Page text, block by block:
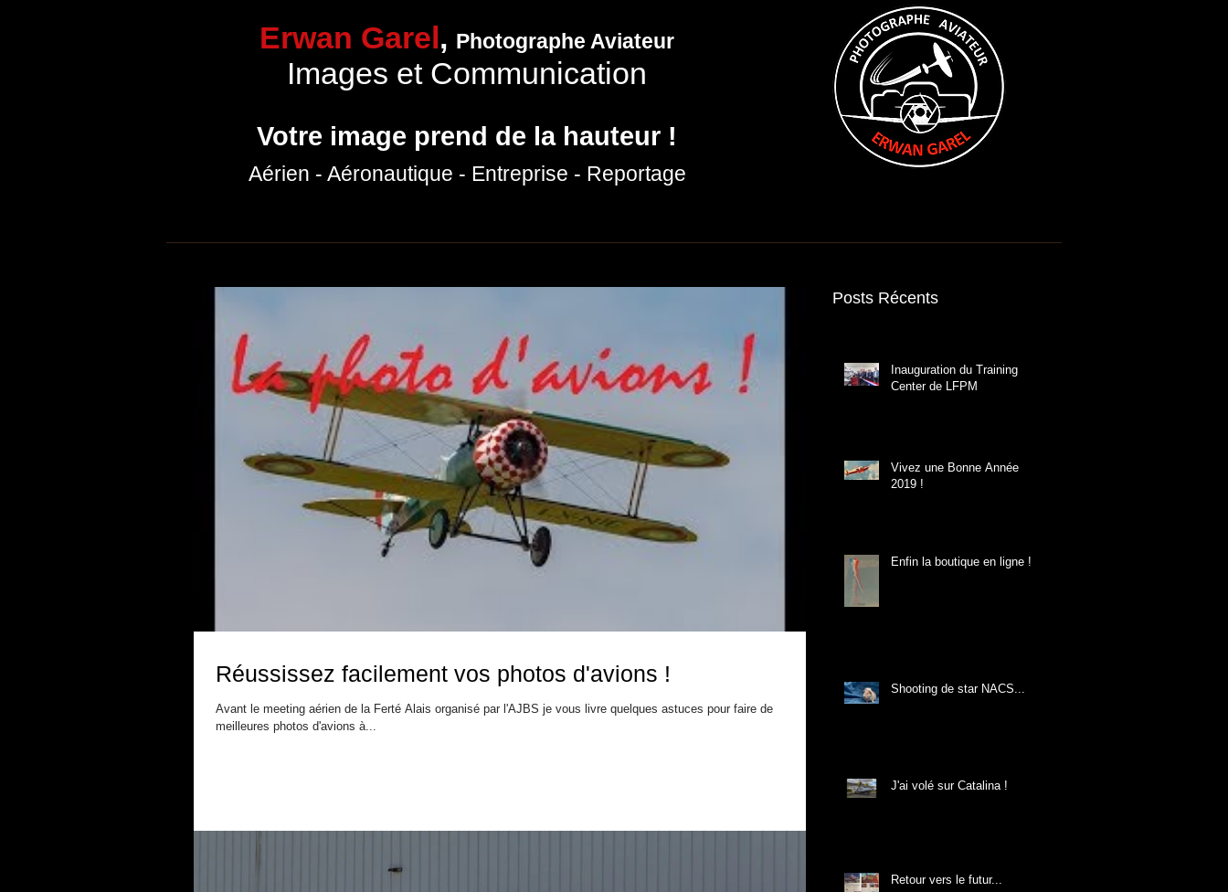
Erwan Garel, Photographe Aviateur
Images et Communication
Votre image prend de la hauteur !
Aérien - Aéronautique - Entreprise - Reportage
Réussissez facilement vos photos d'avions !
Avant le meeting aérien de la Ferté Alais organisé par l'AJBS je vous livre quelques astuces pour faire de
meilleures photos d'avions à...
Posts Récents
Inauguration du Training
Center de LFPM
Vivez une Bonne Année
2019 !
Enfin la boutique en ligne !
Shooting de star NACS...
J'ai volé sur Catalina !
Retour vers le futur...